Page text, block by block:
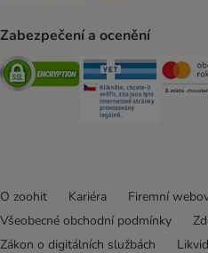
Zabezpečení a ocenění
Security Security
O zoohit Kariéra Firemní
Všeobecné obchodní podmínky
Zákon o digitálních službách